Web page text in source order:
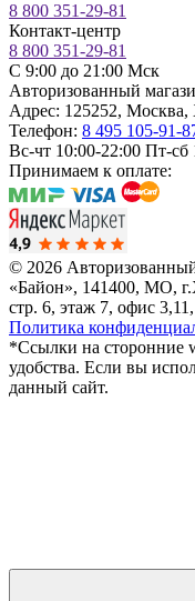
8 800 351-29-81
Контакт-центр
8 800 351-29-81
C 9:00 до 21:00 Мск
Авторизованный
Адрес: 125252, Москва,
Телефон: 8 495 105-91-
Вс-чт 10:00-22:00 Пт-сб
Принимаем к оплате:
© 2026
«Байон», 141400, МО,
стр. 6, этаж 7, офис
Политика
*Ссылки на сторонние
удобства. Если вы
данный сайт.